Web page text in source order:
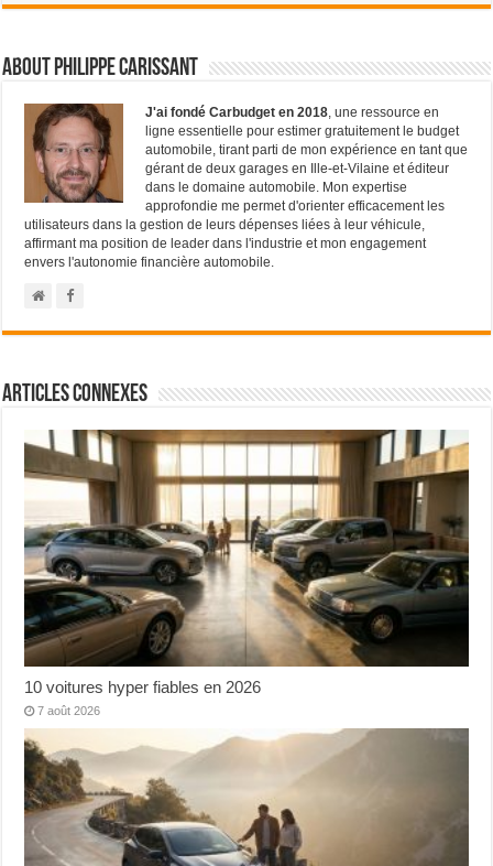
About Philippe Carissant
J'ai fondé Carbudget en 2018, une ressource en
ligne essentielle pour estimer gratuitement le budget
automobile, tirant parti de mon expérience en tant que
gérant de deux garages en Ille-et-Vilaine et éditeur
dans le domaine automobile. Mon expertise
approfondie me permet d'orienter efficacement les
utilisateurs dans la gestion de leurs dépenses liées à leur véhicule,
affirmant ma position de leader dans l'industrie et mon engagement
envers l'autonomie financière automobile.
Articles connexes
10 voitures hyper fiables en 2026
7 août 2026